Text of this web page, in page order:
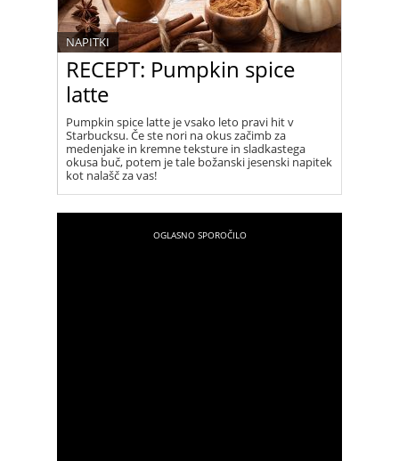
RECEPT: Pumpkin spice
latte
NAPITKI
Pumpkin spice latte je vsako leto pravi hit v
Starbucksu. Če ste nori na okus začimb za
medenjake in kremne teksture in sladkastega
okusa buč, potem je tale božanski jesenski napitek
kot nalašč za vas!